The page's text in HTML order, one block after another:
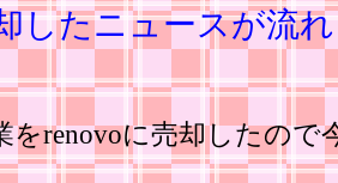
したニュースが流
renovoに売却したので